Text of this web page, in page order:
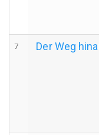
7 Der Weg